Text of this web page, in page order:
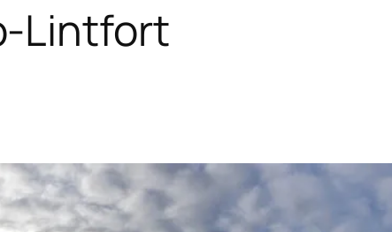
Lintfort